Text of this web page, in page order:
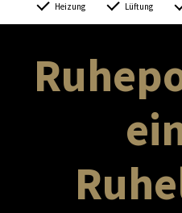
Heizung Lüftung